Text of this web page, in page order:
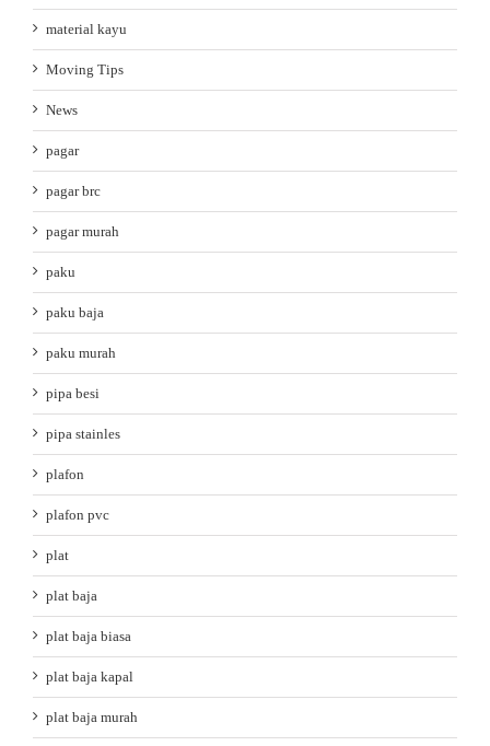
material kayu
Moving Tips
News
pagar
pagar brc
pagar murah
paku
paku baja
paku murah
pipa besi
pipa stainles
plafon
plafon pvc
plat
plat baja
plat baja biasa
plat baja kapal
plat baja murah